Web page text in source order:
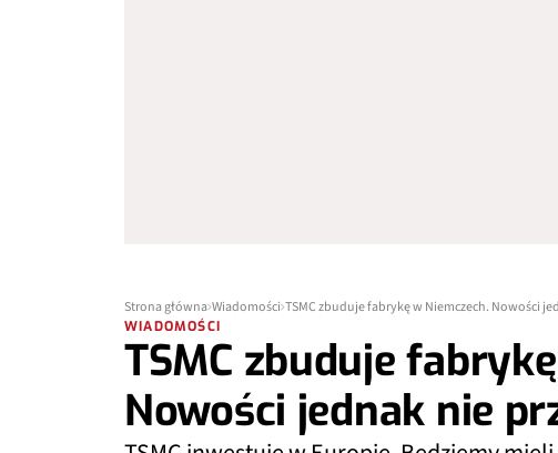
Strona główna Wiadomości TSMC zbuduje fabrykę w Niemczech. Nowości
WIADOMOŚCI
TSMC zbuduje
Nowości jednak nie